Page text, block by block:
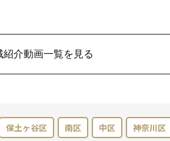
紹介動画一覧を見る
保土ヶ谷区 南区 中区 神奈川区